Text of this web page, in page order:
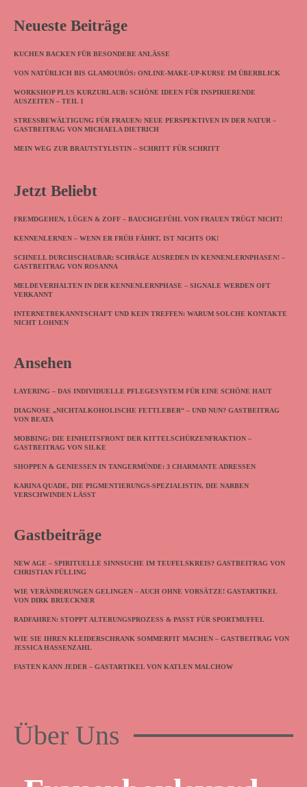
Neueste Beiträge
KUCHEN BACKEN FÜR BESONDERE ANLÄSSE
VON NATÜRLICH BIS GLAMOURÖS: ONLINE-MAKE-UP-KURSE IM ÜBERBLICK
WORKSHOP PLUS KURZURLAUB: SCHÖNE IDEEN FÜR INSPIRIERENDE
AUSZEITEN – TEIL 1
STRESSBEWÄLTIGUNG FÜR FRAUEN: NEUE PERSPEKTIVEN IN DER NATUR –
GASTBEITRAG VON MICHAELA DIETRICH
MEIN WEG ZUR BRAUTSTYLISTIN – SCHRITT FÜR SCHRITT
Jetzt Beliebt
FREMDGEHEN, LÜGEN & ZOFF – BAUCHGEFÜHL VON FRAUEN TRÜGT NICHT!
KENNENLERNEN – WENN ER FRÜH FÄHRT, IST NICHTS OK!
SCHNELL DURCHSCHAUBAR: SCHRÄGE AUSREDEN IN KENNENLERNPHASEN! –
GASTBEITRAG VON ROSANNA
MELDEVERHALTEN IN DER KENNENLERNPHASE – SIGNALE WERDEN OFT
VERKANNT
INTERNETBEKANNTSCHAFT UND KEIN TREFFEN: WARUM SOLCHE KONTAKTE
NICHT LOHNEN
Ansehen
LAYERING – DAS INDIVIDUELLE PFLEGESYSTEM FÜR EINE SCHÖNE HAUT
DIAGNOSE „NICHTALKOHOLISCHE FETTLEBER“ – UND NUN? GASTBEITRAG
VON BEATA
MOBBING: DIE EINHEITSFRONT DER KITTELSCHÜRZENFRAKTION –
GASTBEITRAG VON SILKE
SHOPPEN & GENIESSEN IN TANGERMÜNDE: 3 CHARMANTE ADRESSEN
KARINA QUADE, DIE PIGMENTIERUNGS-SPEZIALISTIN, DIE NARBEN
VERSCHWINDEN LÄSST
Gastbeiträge
NEW AGE – SPIRITUELLE SINNSUCHE IM TEUFELSKREIS? GASTBEITRAG VON
CHRISTIAN FÜLLING
WIE VERÄNDERUNGEN GELINGEN – AUCH OHNE VORSÄTZE! GASTARTIKEL
VON DIRK BRUECKNER
RADFAHREN: STOPPT ALTERUNGSPROZESS & PASST FÜR SPORTMUFFEL
WIE SIE IHREN KLEIDERSCHRANK SOMMERFIT MACHEN – GASTBEITRAG VON
JESSICA HASSENZAHL
FASTEN KANN JEDER – GASTARTIKEL VON KATLEN MALCHOW
Über Uns